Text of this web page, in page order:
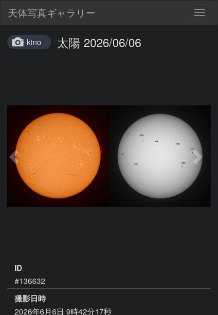
天体写真ギャラリー
kino 太陽 2026/06/06
ID
#136632
撮影日時
2026年6月6日 9時42分17秒